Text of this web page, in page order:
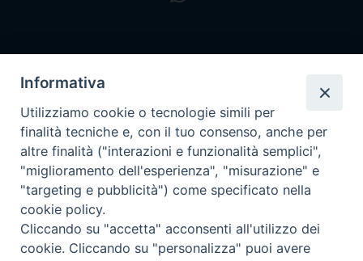
Informativa
Utilizziamo cookie o tecnologie simili per
finalità tecniche e, con il tuo consenso, anche per
altre finalità ("interazioni e funzionalità semplici",
"miglioramento dell'esperienza", "misurazione" e
"targeting e pubblicità") come specificato nella
cookie policy.
Cliccando su "accetta" acconsenti all'utilizzo dei
cookie. Cliccando su "personalizza" puoi avere